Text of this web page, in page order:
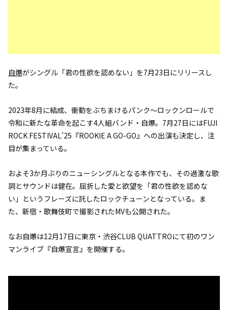
自爆がシングル「君の性欲を認めない」を7月23日にリリースし
た。
2023年8月に結成、衝動をぶちまけるパンク〜ロックンロールで
令和に新たな革命を起こす4人組バンド・自爆。7月27日にはFUJI
ROCK FESTIVAL’25『ROOKIE A GO-GO』への出演も決定し、注
目が集まっている。
およそ3か月ぶりのニューシングルとなる本作でも、その過激な歌
詞とサウンドは健在。屈折した愛と欲望を「君の性欲を認めな
い 」というフレーズに託したロックチューンとなっている。ま
た、新宿・歌舞伎町で撮影されたMVも公開された。
なお自爆は12月17日に東京・渋谷CLUB QUATTROにて初のワン
マンライブ『自爆宣言』を開催する。